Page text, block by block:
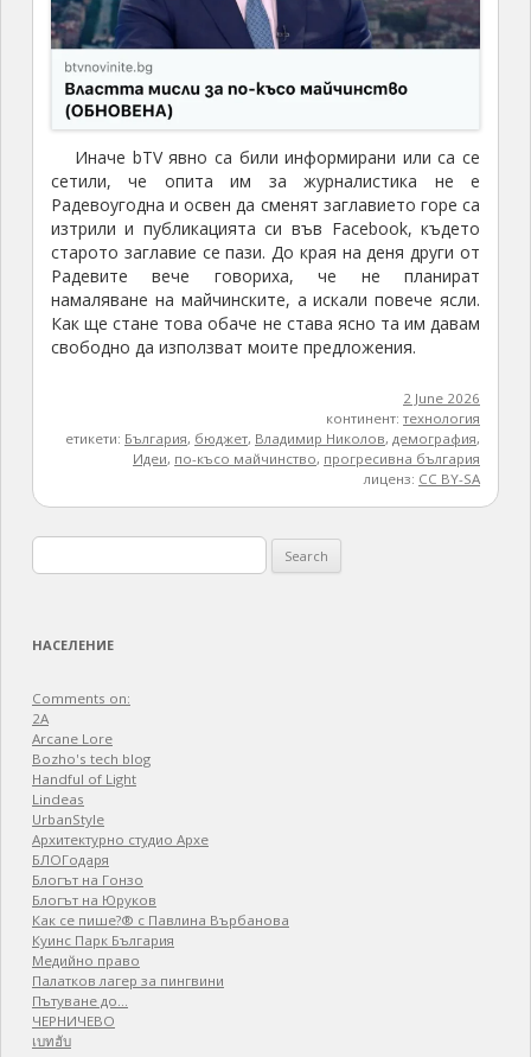
Иначе bTV явно са били информирани или са се
сетили, че опита им за журналистика не е
Радевоугодна и освен да сменят заглавието горе са
изтрили и публикацията си във Facebook, където
старото заглавие се пази. До края на деня други от
Радевите вече говориха, че не планират
намаляване на майчинските, а искали повече ясли.
Как ще стане това обаче не става ясно та им давам
свободно да използват моите предложения.
2 June 2026
континент:технология
етикети: България, бюджет, Владимир Николов, демография,
Идеи, по-късо майчинство, прогресивна българия
лиценз: CC BY-SA
for:
НАСЕЛЕНИЕ
Comments on:
2A
Arcane Lore
Bozho's tech blog
Handful of Light
Lindeas
UrbanStyle
Архитектурно студио Архе
БЛОГодаря
Блогът на Гонзо
Блогът на Юруков
Как се пише?® с Павлина Върбанова
Куинс Парк България
Медийно право
Палатков лагер зa пингвини
Пътуване до…
ЧЕРНИЧЕВО
เบทฮับ